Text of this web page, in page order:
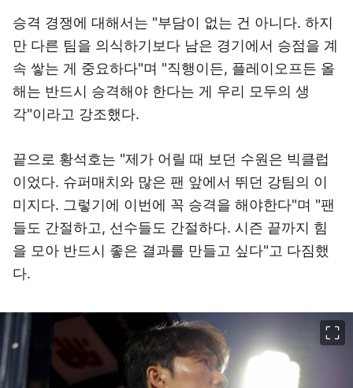
승격 경쟁에 대해서는 "부담이 없는 건 아니다. 하지
만 다른 팀을 의식하기보다 남은 경기에서 승점을 계
속 쌓는 게 중요하다"며 "직행이든, 플레이오프든 올
해는 반드시 승격해야 한다는 게 우리 모두의 생
각"이라고 강조했다.
끝으로 황석호는 "제가 어릴 때 보던 수원은 빅클럽
이었다. 슈퍼매치와 많은 팬 앞에서 뛰던 강팀의 이
미지다. 그렇기에 이번에 꼭 승격을 해야한다"며 "팬
들도 간절하고, 선수들도 간절하다. 시즌 끝까지 힘
을 모아 반드시 좋은 결과를 만들고 싶다"고 다짐했
다.